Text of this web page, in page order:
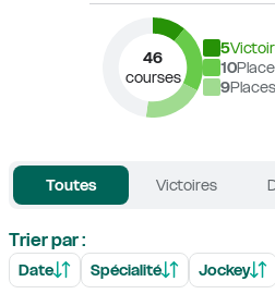
46
courses
5
10
9
Toutes Victoires
Trier par :
Date Spécialité Jockey